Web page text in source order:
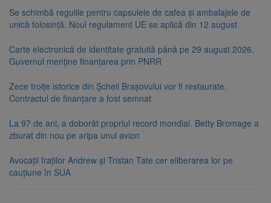
Se schimbă regulile pentru capsulele de cafea și ambalajele de
unică folosință. Noul regulament UE se aplică din 12 august
Carte electronică de identitate gratuită până pe 29 august 2026.
Guvernul menține finanțarea prin PNRR
Zece troițe istorice din Șcheii Brașovului vor fi restaurate.
Contractul de finanțare a fost semnat
La 97 de ani, a doborât propriul record mondial. Betty Bromage a
zburat din nou pe aripa unui avion
Avocații fraților Andrew și Tristan Tate cer eliberarea lor pe
cauțiune în SUA